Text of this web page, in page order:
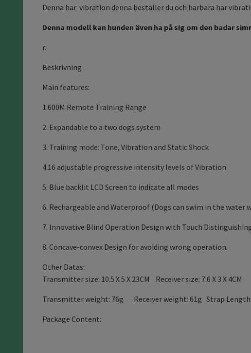
Denna har vibration denna beställer du och harbara har
Denna modell kan hunden även ha på sig om den badar
r.
Beskrivning
Main features:
1.600M Remote Training Range
2. Expandable to a two dogs system
3. Training mode: Tone, Vibration and Static Shock
4.16 adjustable progressive intensity levels of Vibration
5. Blue backlit LCD Screen to indicate all modes
6. Rechargeable and Waterproof (Dogs can swim in the water
7. Innovative Blind Operation Design with Touch
8. Concave-convex Design for avoiding wrong operation.
Other Datas:
Transmitter size: 10.5 X 5 X 23CM Receiver size: 7.6 X 3 X 4CM
Transmitter weight: 76g Receiver weight: 61g Strap
Package Content: